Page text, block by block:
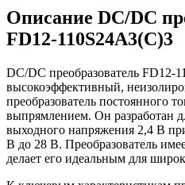
Описание DC/DC
FD12-110S24A3(C)3
DC/DC преобразователь FD12-
высокоэффективный,
преобразователь постоянного
выпрямлением. Он разработан
выходного напряжения 2,4 В
В до 28 В. Преобразователь
делает его идеальным для